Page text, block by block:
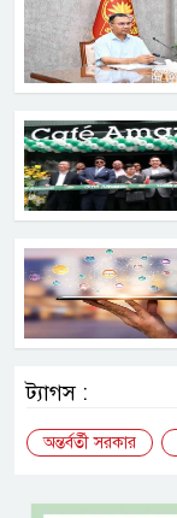
ট্যাগস :
অন্তর্বর্তী সরকার